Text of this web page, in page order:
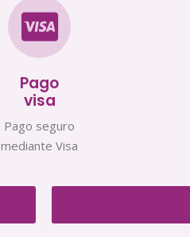
Pago
visa
Pago seguro
mediante Visa